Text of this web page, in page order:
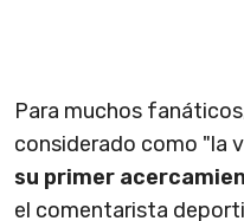
Para muchos
considerado como "la
su primer
el comentarista